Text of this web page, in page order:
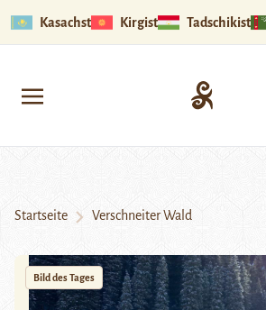
Kasachstan Kirgistan Tadschikistan
Startseite Verschneiter Wald
Bild des Tages